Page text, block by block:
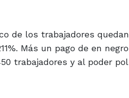
de los trabajadores
Más un pago de en
trabajadores y al poder